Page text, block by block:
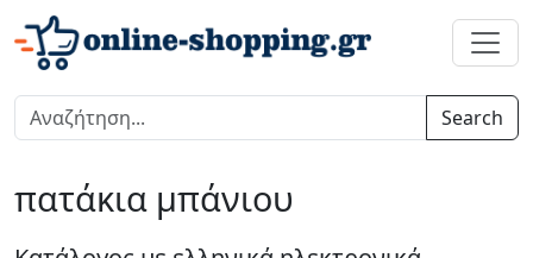
Search
πατάκια μπάνιου